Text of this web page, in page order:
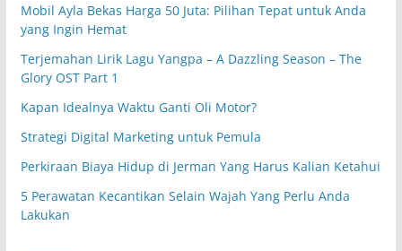
Mobil Ayla Bekas Harga 50 Juta: Pilihan Tepat untuk Anda
yang Ingin Hemat
Terjemahan Lirik Lagu Yangpa – A Dazzling Season – The
Glory OST Part 1
Kapan Idealnya Waktu Ganti Oli Motor?
Strategi Digital Marketing untuk Pemula
Perkiraan Biaya Hidup di Jerman Yang Harus Kalian Ketahui
5 Perawatan Kecantikan Selain Wajah Yang Perlu Anda
Lakukan